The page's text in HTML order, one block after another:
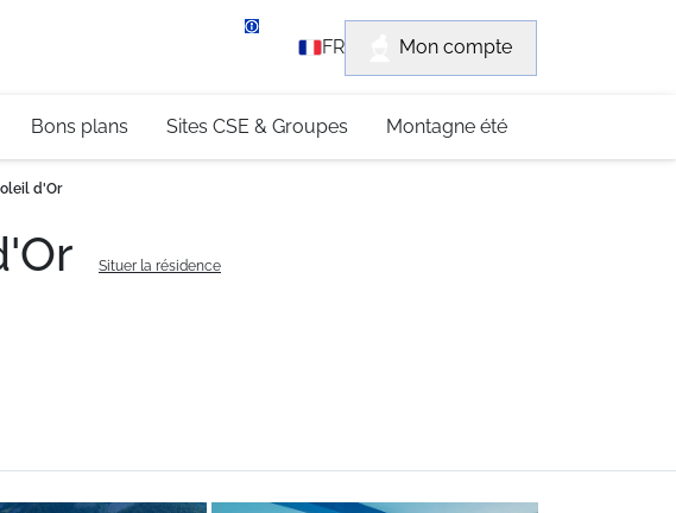
+33 (0)4 79 96 30 69
FR Mon compte
Bons plans Sites CSE & Groupes Montagne été
d'Or
Situer la résidence